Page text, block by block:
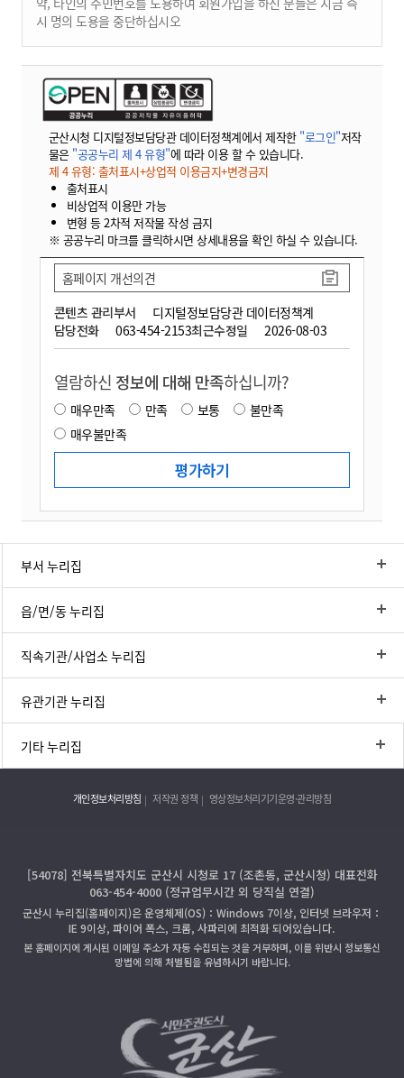
시 명의 도용을 중단하십시오
군산시청 디지털정보담당관 데이터정책계에서 제작한 "로그인"저작
물은 "공공누리 제 4 유형"에 따라 이용 할 수 있습니다.
제 4 유형: 출처표시+상업적 이용금지+변경금지
출처표시
비상업적 이용만 가능
변형 등 2차적 저작물 작성 금지
※ 공공누리 마크를 클릭하시면 상세내용을 확인 하실 수 있습니다.
콘텐츠 관리부서
디지털정보담당관 데이터정책계
담당전화
063-454-2153최근수정일 2026-08-03
홈페이지 개선의견
열람하신 정보에 대해 만족하십니까?
매우만족 만족 보통
불만족
매우불만족
부서 누리집
읍/면/동 누리집
직속기관/사업소 누리집
유관기관 누리집
기타 누리집
개인정보처리방침 저작권 정책 영상정보처리기기운영·관리방침
[54078] 전북특별자치도 군산시 시청로 17 (조촌동, 군산시청) 대표전화
063-454-4000 (정규업무시간 외 당직실 연결)
군산시 누리집(홈페이지)은 운영체제(OS)：Windows 7이상, 인터넷 브라우저：
IE 9이상, 파이어 폭스, 크롬, 사파리에 최적화 되어있습니다.
본 홈페이지에 게시된 이메일 주소가 자동 수집되는 것을 거부하며, 이를 위반시 정보통신
망법에 의해 처벌됨을 유념하시기 바랍니다.